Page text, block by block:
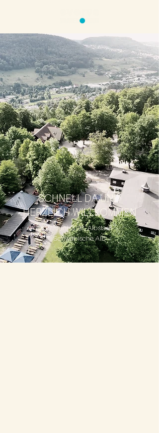
SCHNELL DA UND
HERZLICH WILLKOMMEN
27. Juni 2026, Albstadt-
Schwäbische Alb